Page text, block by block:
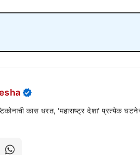
कास धरत, 'महाराष्ट्र देशा' प्रत्येक